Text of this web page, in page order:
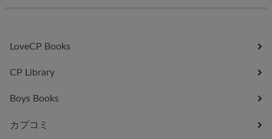
LoveCP Books
CP Library
Boys Books
カプコミ